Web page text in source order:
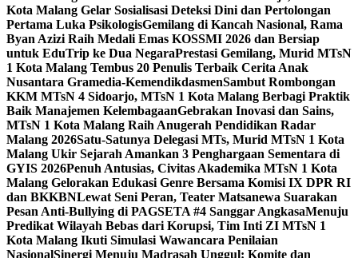
Kota Malang Gelar Sosialisasi Deteksi Dini dan Pertolongan
Pertama Luka PsikologisGemilang di Kancah Nasional, Rama
Byan Azizi Raih Medali Emas KOSSMI 2026 dan Bersiap
untuk EduTrip ke Dua NegaraPrestasi Gemilang, Murid MTsN
1 Kota Malang Tembus 20 Penulis Terbaik Cerita Anak
Nusantara Gramedia-KemendikdasmenSambut Rombongan
KKM MTsN 4 Sidoarjo, MTsN 1 Kota Malang Berbagi Praktik
Baik Manajemen KelembagaanGebrakan Inovasi dan Sains,
MTsN 1 Kota Malang Raih Anugerah Pendidikan Radar
Malang 2026Satu-Satunya Delegasi MTs, Murid MTsN 1 Kota
Malang Ukir Sejarah Amankan 3 Penghargaan Sementara di
GYIS 2026Penuh Antusias, Civitas Akademika MTsN 1 Kota
Malang Gelorakan Edukasi Genre Bersama Komisi IX DPR RI
dan BKKBNLewat Seni Peran, Teater Matsanewa Suarakan
Pesan Anti-Bullying di PAGSETA #4 Sanggar AngkasaMenuju
Predikat Wilayah Bebas dari Korupsi, Tim Inti ZI MTsN 1
Kota Malang Ikuti Simulasi Wawancara Penilaian
NasionalSinergi Menuju Madrasah Unggul: Komite dan